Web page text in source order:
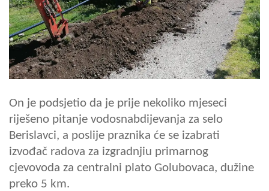
On je podsjetio da je prije nekoliko mjeseci
riješeno pitanje vodosnabdijevanja za selo
Berislavci, a poslije praznika će se izabrati
izvođač radova za izgradnjiu primarnog
cjevovoda za centralni plato Golubovaca, dužine
preko 5 km.